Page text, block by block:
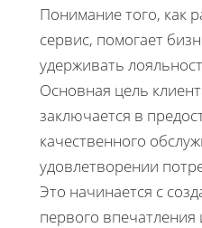
Понимание того, как
сервис, помогает
удерживать
Основная цель
заключается в
качественного
удовлетворении
Это начинается с
первого впечатления